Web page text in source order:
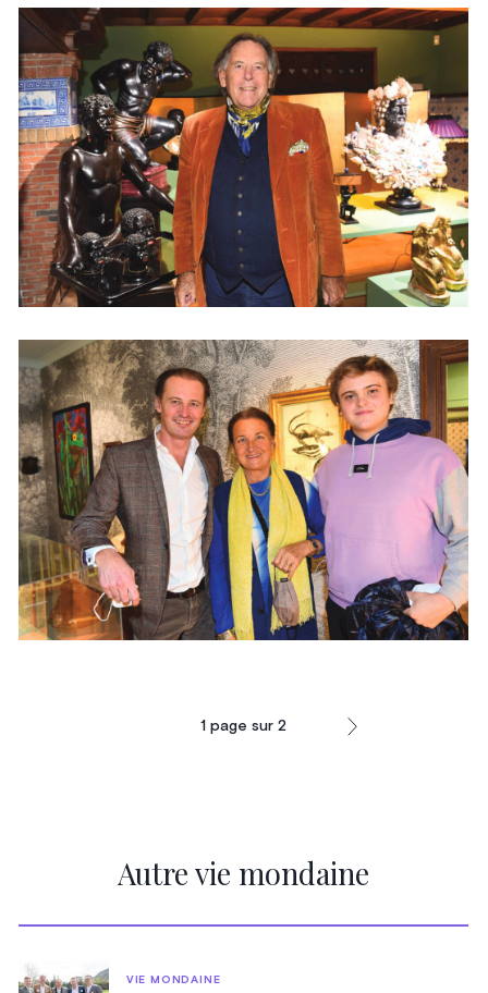
1 page sur 2
Autre vie mondaine
VIE MONDAINE